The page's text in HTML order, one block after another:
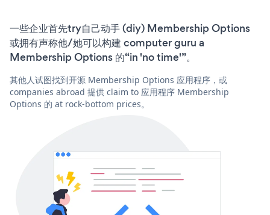
一些企业首先try自己动手 (diy) Membership Options
或拥有声称他/她可以构建 computer guru a
Membership Options 的“in 'no time'”。
其他人试图找到开源 Membership Options 应用程序，或
companies abroad 提供 claim to 应用程序 Membership
Options 的 at rock-bottom prices。